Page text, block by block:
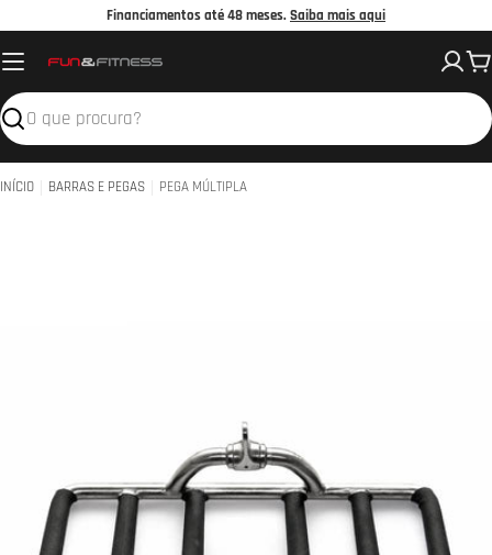
o
conteúdo
Financiamentos até 48 meses.Saiba mais aqui
Pesquisar
INÍCIO BARRAS E PEGAS PEGA MÚLTIPLA
media 0 em modal